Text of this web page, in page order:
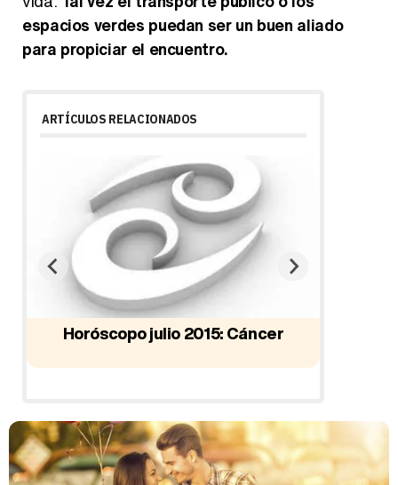
espacios verdes puedan ser un buen aliado
para propiciar el encuentro.
ARTÍCULOS RELACIONADOS
Horóscopo julio 2015: Cáncer